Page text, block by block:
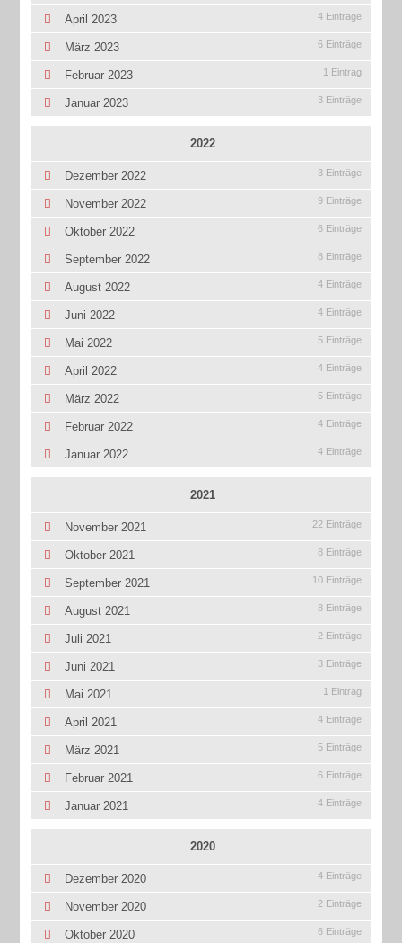
April 2023 4 Einträge
März 2023 6 Einträge
Februar 2023 1 Eintrag
Januar 2023 3 Einträge
2022
Dezember 2022 3 Einträge
November 2022 9 Einträge
Oktober 2022 6 Einträge
September 2022 8 Einträge
August 2022 4 Einträge
Juni 2022 4 Einträge
Mai 2022 5 Einträge
April 2022 4 Einträge
März 2022 5 Einträge
Februar 2022 4 Einträge
Januar 2022 4 Einträge
2021
November 2021 22 Einträge
Oktober 2021 8 Einträge
September 2021 10 Einträge
August 2021 8 Einträge
Juli 2021 2 Einträge
Juni 2021 3 Einträge
Mai 2021 1 Eintrag
April 2021 4 Einträge
März 2021 5 Einträge
Februar 2021 6 Einträge
Januar 2021 4 Einträge
2020
Dezember 2020 4 Einträge
November 2020 2 Einträge
Oktober 2020 6 Einträge